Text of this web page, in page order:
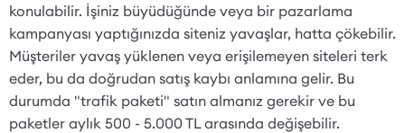
konulabilir. İşiniz büyüdüğünde veya bir pazarlama
kampanyası yaptığınızda siteniz yavaşlar, hatta çökebilir.
Müşteriler yavaş yüklenen veya erişilemeyen siteleri terk
eder, bu da doğrudan satış kaybı anlamına gelir. Bu
durumda "trafik paketi" satın almanız gerekir ve bu
paketler aylık 500 - 5.000 TL arasında değişebilir.